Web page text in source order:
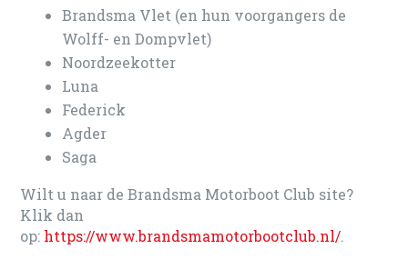
Brandsma Vlet (en hun voorgangers de
Wolff- en Dompvlet)
Noordzeekotter
Luna
Federick
Agder
Saga
Wilt u naar de Brandsma Motorboot Club site?
Klik dan
op: https://www.brandsmamotorbootclub.nl/.